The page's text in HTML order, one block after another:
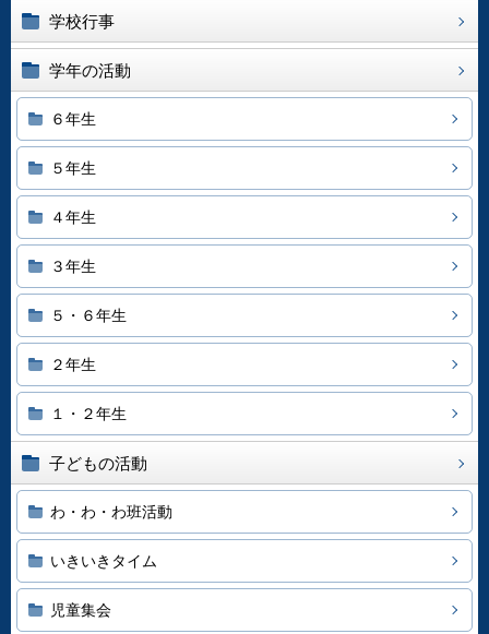
学校行事
学年の活動
６年生
５年生
４年生
３年生
５・６年生
２年生
１・２年生
子どもの活動
わ・わ・わ班活動
いきいきタイム
児童集会